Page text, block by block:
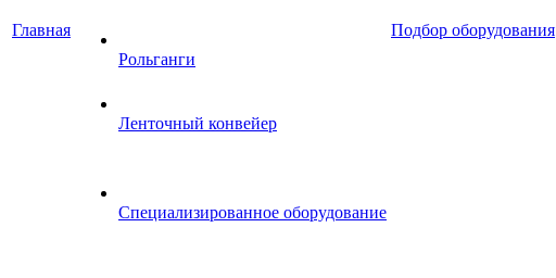
Главная
Рольганги
Ленточный конвейер
Специализированное оборудование
Подбор оборудования